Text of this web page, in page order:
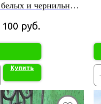
и чернильных
тюльпанов
100 руб.
Купить